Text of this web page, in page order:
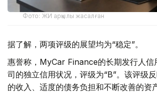
Фото: ЖИ арқылы жасалған
据了解，两项评级的展望均为“稳定”。
惠誉称，MyCar Finance的长期发行人信
司的独立信用状况，评级为“B”。该评级
的收入、适度的债务负担和不断改善的资